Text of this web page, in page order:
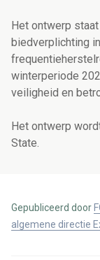
Het ontwerp
biedverplichting
winterperiode
veiligheid en
Het ontwerp
State.
Gepubliceerd door
algemene directie